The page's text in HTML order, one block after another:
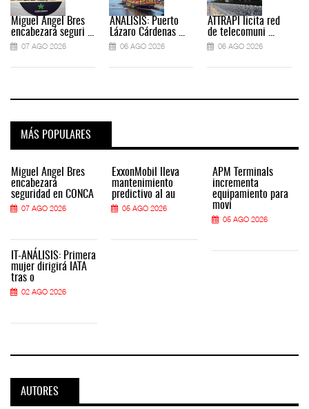
Miguel Ángel Bres
encabezará seguri ...
07 AGO 2026
ANÁLISIS: Puerto
Lázaro Cárdenas ...
06 AGO 2026
ATTRAPI licita red
de telecomuni ...
06 AGO 2026
MÁS POPULARES
Miguel Ángel Bres
encabezará
seguridad en CONCA
07 AGO 2026
IT-ANÁLISIS: Primera
mujer dirigirá IATA
tras o
02 AGO 2026
ExxonMobil lleva
mantenimiento
predictivo al au
05 AGO 2026
APM Terminals
incrementa
equipamiento para
movi
05 AGO 2026
AUTORES